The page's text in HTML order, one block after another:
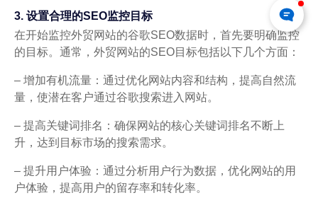
3. 设置合理的SEO监控目标
在开始监控外贸网站的谷歌SEO数据时，首先要明确监控
的目标。通常，外贸网站的SEO目标包括以下几个方面：
– 增加有机流量：通过优化网站内容和结构，提高自然流
量，使潜在客户通过谷歌搜索进入网站。
– 提高关键词排名：确保网站的核心关键词排名不断上
升，达到目标市场的搜索需求。
– 提升用户体验：通过分析用户行为数据，优化网站的用
户体验，提高用户的留存率和转化率。